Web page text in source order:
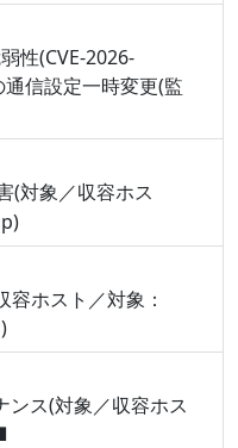
性(CVE-2026-
信設定一時変更(監
(対象／収容ホス
容ホスト／対象：
ンス(対象／収容ホス